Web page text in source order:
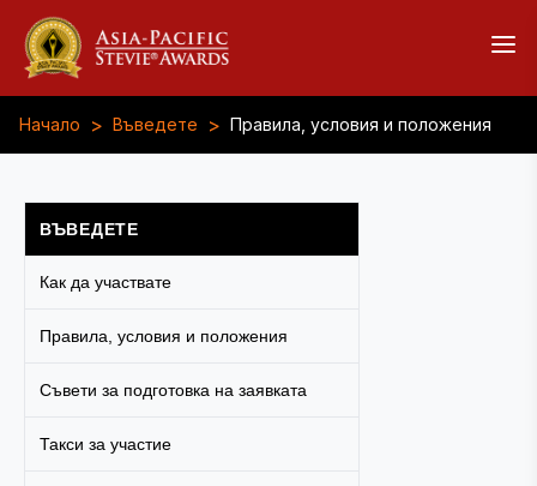
Начало > Въведете > Правила, условия и положения
ВЪВЕДЕТЕ
Как да участвате
Правила, условия и положения
Съвети за подготовка на заявката
Такси за участие